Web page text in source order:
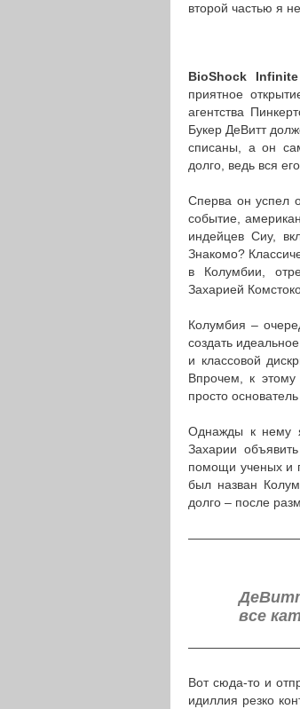
второй частью я
BioShock Infinite
приятное
агентства
Букер ДеВитт
списаны, а он
долго, ведь вся
Сперва он успел
событие,
индейцев Сиу,
Знакомо?
в Колумбии,
Захарией
Колумбия –
создать
и классовой
Впрочем, к
просто
Однажды к нему
Захарии
помощи ученых и
был назван
долго – после
все
Вот сюда-то и
идиллия резко